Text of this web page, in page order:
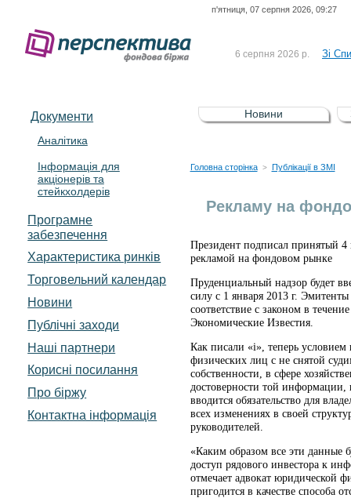
п'ятниця, 07 серпня 2026, 09:27
6 серпня 2026 р. Зі
5 серпня 2026 р.
Зі
UA4000232607)
4 серпня 2026 р.
До
Документи
Аналітика
Інформація для
акціонерів та
стейкхолдерів
Програмне
забезпечення
Характеристика pинків
Торговельний календар
Новини
Публічні заходи
Наші партнери
Корисні посилання
Про біржу
Контактна інформація
Новини
Головна сторінка > Публікації в ЗМІ
Рекламу на
Президент подписал принятый 4
рекламой на фондовом рынке
Пруденциальный надзор будет
силу с 1 января 2013 г.
соответствие с законом в
Экономические Известия.
Как писали «і», теперь
физических лиц с не снятой
собственности, в сфере
достоверности той
вводится обязательство для
всех изменениях в своей
руководителей.
«Каким образом все эти данные
доступ рядового инвестора к
отмечает адвокат юридической
пригодится в качестве способа